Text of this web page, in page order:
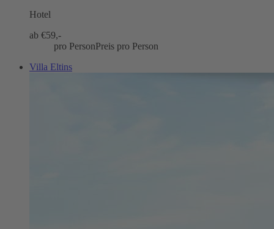
Hotel
ab €59,-
pro PersonPreis pro Person
Villa Eltins